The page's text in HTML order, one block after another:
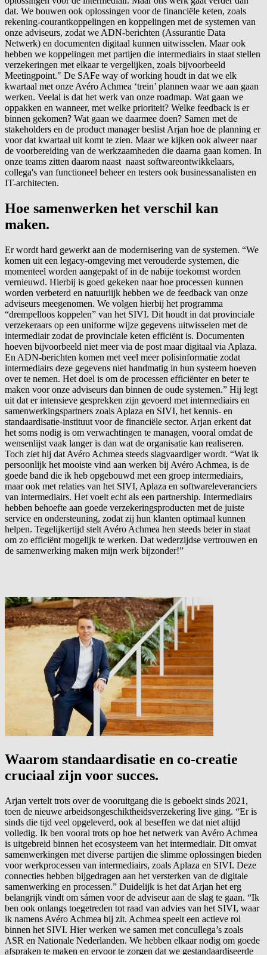
dat. We bouwen ook oplossingen voor de financiële keten, zoals
rekening-courantkoppelingen en koppelingen met de systemen van
onze adviseurs, zodat we ADN-berichten (Assurantie Data
Netwerk) en documenten digitaal kunnen uitwisselen. Maar ook
hebben we koppelingen met partijen die intermediairs in staat stellen
verzekeringen met elkaar te vergelijken, zoals bijvoorbeeld
Meetingpoint." De SAFe way of working houdt in dat we elk
kwartaal met onze Avéro Achmea ‘trein’ plannen waar we aan gaan
werken. Veelal is dat het werk van onze roadmap. Wat gaan we
oppakken en wanneer, met welke prioriteit? Welke feedback is er
binnen gekomen? Wat gaan we daarmee doen? Samen met de
stakeholders en de product manager beslist Arjan hoe de planning er
voor dat kwartaal uit komt te zien. Maar we kijken ook alweer naar
de voorbereiding van de werkzaamheden die daarna gaan komen. In
onze teams zitten daarom naast naast softwareontwikkelaars,
collega's van functioneel beheer en testers ook businessanalisten en
IT-architecten.
Hoe samenwerken het verschil kan
maken.
Er wordt hard gewerkt aan de modernisering van de systemen. “We
komen uit een legacy-omgeving met verouderde systemen, die
momenteel worden aangepakt of in de nabije toekomst worden
vernieuwd. Hierbij is goed gekeken naar hoe processen kunnen
worden verbeterd en natuurlijk hebben we de feedback van onze
adviseurs meegenomen. We volgen hierbij het programma
“drempelloos koppelen” van het SIVI. Dit houdt in dat provinciale
verzekeraars op een uniforme wijze gegevens uitwisselen met de
intermediair zodat de provinciale keten efficiënt is. Documenten
hoeven bijvoorbeeld niet meer via de post maar digitaal via Aplaza.
En ADN-berichten komen met veel meer polisinformatie zodat
intermediairs deze gegevens niet handmatig in hun systeem hoeven
over te nemen. Het doel is om de processen efficiënter en beter te
maken voor onze adviseurs dan binnen de oude systemen.” Hij legt
uit dat er intensieve gesprekken zijn gevoerd met intermediairs en
samenwerkingspartners zoals Aplaza en SIVI, het kennis- en
standaardisatie-instituut voor de financiële sector. Arjan erkent dat
het soms nodig is om verwachtingen te managen, vooral omdat de
wensenlijst vaak langer is dan wat de organisatie kan realiseren.
Toch ziet hij dat Avéro Achmea steeds slagvaardiger wordt. “Wat ik
persoonlijk het mooiste vind aan werken bij Avéro Achmea, is de
goede band die ik heb opgebouwd met een groep intermediairs,
maar ook met relaties van het SIVI, Aplaza en softwareleveranciers
van intermediairs. Het voelt echt als een partnership. Intermediairs
hebben behoefte aan goede verzekeringsproducten met de juiste
service en ondersteuning, zodat zij hun klanten optimaal kunnen
helpen. Tegelijkertijd stelt Avéro Achmea hen steeds beter in staat
om zo efficiënt mogelijk te werken. Dat wederzijdse vertrouwen en
de samenwerking maken mijn werk bijzonder!”
Waarom standaardisatie en co-creatie
cruciaal zijn voor succes.
Arjan vertelt trots over de vooruitgang die is geboekt sinds 2021,
toen de nieuwe arbeidsongeschiktheidsverzekering live ging. “Er is
sinds die tijd veel opgeleverd, ook al beseffen we dat niet altijd
volledig. Ik ben vooral trots op hoe het netwerk van Avéro Achmea
is uitgebreid binnen het ecosysteem van het intermediair. Dit omvat
samenwerkingen met diverse partijen die slimme oplossingen bieden
voor werkprocessen van intermediairs, zoals Aplaza en SIVI. Deze
connecties hebben bijgedragen aan het versterken van de digitale
samenwerking en processen.” Duidelijk is het dat Arjan het erg
belangrijk vindt om sámen voor de adviseur aan de slag te gaan. “Ik
ben ook onlangs toegetreden tot raad van advies van het SIVI, waar
ik namens Avéro Achmea bij zit. Achmea speelt een actieve rol
binnen het SIVI. Hier werken we samen met concullega’s zoals
ASR en Nationale Nederlanden. We hebben elkaar nodig om goede
afspraken te maken en ervoor te zorgen dat we gestandaardiseerde